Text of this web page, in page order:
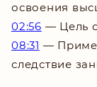
освоения
02:56 — Цель
08:31 —
следствие